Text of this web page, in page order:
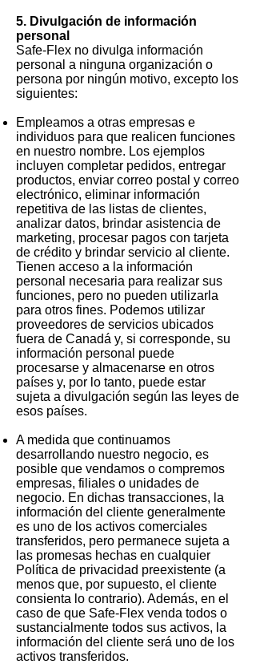
5. Divulgación de información
personal
Safe-Flex no divulga información
personal a ninguna organización o
persona por ningún motivo, excepto los
siguientes:
Empleamos a otras empresas e
individuos para que realicen funciones
en nuestro nombre. Los ejemplos
incluyen completar pedidos, entregar
productos, enviar correo postal y correo
electrónico, eliminar información
repetitiva de las listas de clientes,
analizar datos, brindar asistencia de
marketing, procesar pagos con tarjeta
de crédito y brindar servicio al cliente.
Tienen acceso a la información
personal necesaria para realizar sus
funciones, pero no pueden utilizarla
para otros fines. Podemos utilizar
proveedores de servicios ubicados
fuera de Canadá y, si corresponde, su
información personal puede
procesarse y almacenarse en otros
países y, por lo tanto, puede estar
sujeta a divulgación según las leyes de
esos países.
A medida que continuamos
desarrollando nuestro negocio, es
posible que vendamos o compremos
empresas, filiales o unidades de
negocio. En dichas transacciones, la
información del cliente generalmente
es uno de los activos comerciales
transferidos, pero permanece sujeta a
las promesas hechas en cualquier
Política de privacidad preexistente (a
menos que, por supuesto, el cliente
consienta lo contrario). Además, en el
caso de que Safe-Flex venda todos o
sustancialmente todos sus activos, la
información del cliente será uno de los
activos transferidos.